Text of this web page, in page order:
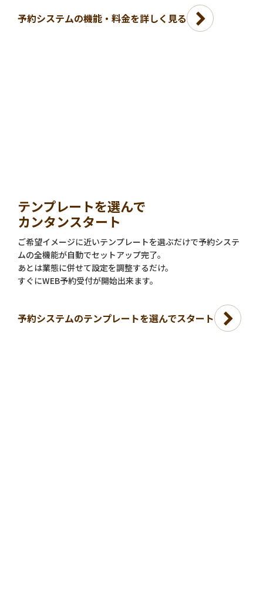
予約システムの機能・料金を詳しく見る
テンプレートを選んで
カンタンスタート
ご希望イメージに近いテンプレートを選ぶだけで予約システ
ムの全機能が自動でセットアップ完了。
あとは業態に併せて設定を調整するだけ。
すぐにWEB予約受付が開始出来ます。
予約システムのテンプレートを選んでスタート